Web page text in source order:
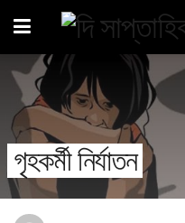
গৃহকর্মী নির্যাতন